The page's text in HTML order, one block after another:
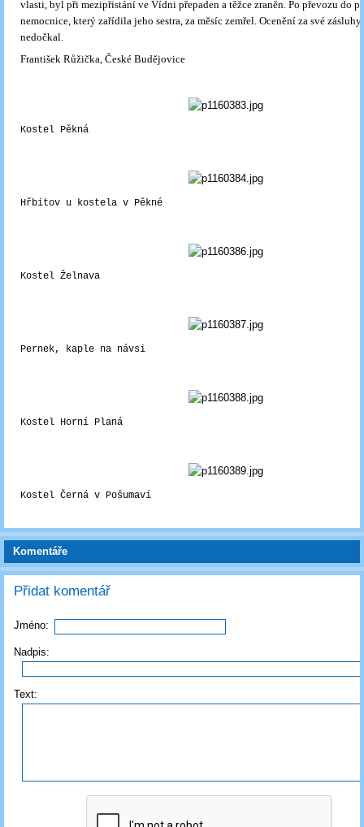
vlasti, byl při mezipřistání ve Vídni přepaden a těžce zraněn. Po převozu do
nemocnice, který zařídila jeho sestra, za měsíc zemřel. Ocenění za své zásluhy
nedočkal.
František Růžička, České Budějovice
Kostel Pěkná
Hřbitov u kostela v Pěkné
Kostel Želnava
Pernek, kaple na návsi
Kostel Horní Planá
Kostel Černá v Pošumaví
Komentáře
Přidat komentář
Jméno:
Nadpis:
Text: